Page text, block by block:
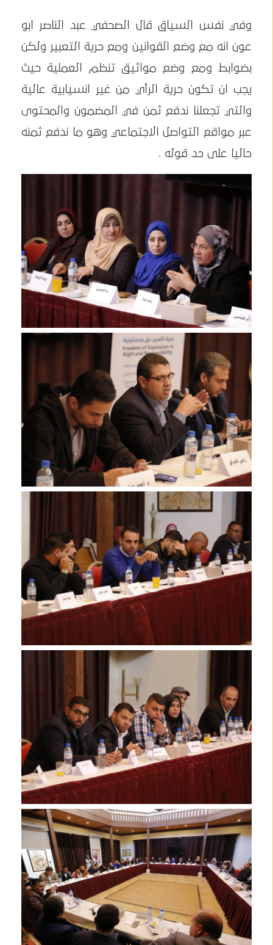
وفي نفس السياق قال الصحفي عبد الناصر ابو
عون انه مع وضع القوانين ومع حرية التعبير ولكن
بضوابط ومع وضع مواثيق تنظم العملية حيث
يجب ان تكون حرية الرأي من غير انسيابية عالية
والتي تجعلنا ندفع ثمن في المضمون والمحتوى
عبر مواقع التواصل الاجتماعي وهو ما ندفع ثمنه
حاليا على حد قوله .